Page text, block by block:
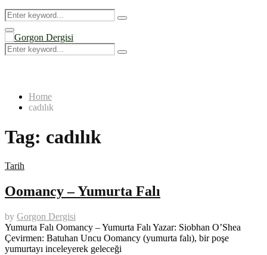
Search
for:
Search
Primary
Menu
Search
for:
Search
Home
cadılık
Tag: cadılık
Tarih
Oomancy – Yumurta Falı
by Gorgon Dergisi
Yumurta Falı Oomancy – Yumurta Falı Yazar: Siobhan O’Shea
Çevirmen: Batuhan Uncu Oomancy (yumurta falı), bir poşe
yumurtayı inceleyerek geleceği